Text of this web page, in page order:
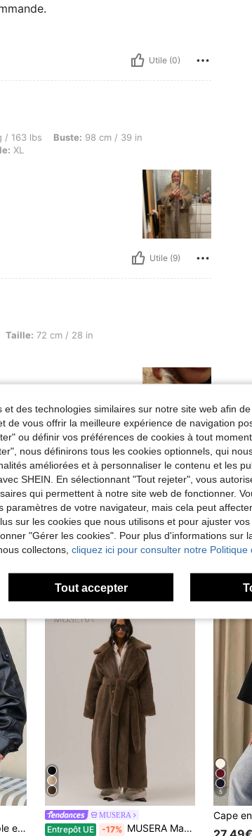
Utile (0)
98 cm / 39 in, Taille: 83 cm / 33 in, Hanches: 97 cm / 38 in,
/ 163 lbs Buste: 98 cm / 39 in
XL
Utile (9)
in, Hanches: 108 cm / 43 in, Couleur: Kaki, Taille: L
Taille: 72 cm / 28 in
Utile (4)
DEEKA Nouvelle veste ample et surdimensionnée pour femmes, style européen et américain, mode minimaliste polyvalente, manteau en faux cuir noir, automne tranquille
MUSERA
Entrepôt UE -17% MUSERA Manteau maxi en fourrure surdimensionné et ample avec ceinture. Élégant, sexy et mignon pour une soirée, des vacances ou le printemps.
5
et des technologies similaires sur notre site web afin
de vous offrir la meilleure expérience de navigation
ou définir vos préférences de cookies à tout
nous définirons tous les cookies optionnels, qui
améliorées et à personnaliser le contenu et les
SHEIN. En sélectionnant "Tout rejeter", vous
qui permettent à notre site web de fonctionner.
paramètres de votre navigateur, mais cela peut
sur les cookies que nous utilisons et pour ajuster
"Gérer les cookies". Pour plus d'informations sur
collectons, cliquez ici pour consulter notre Politique
Tout accepter